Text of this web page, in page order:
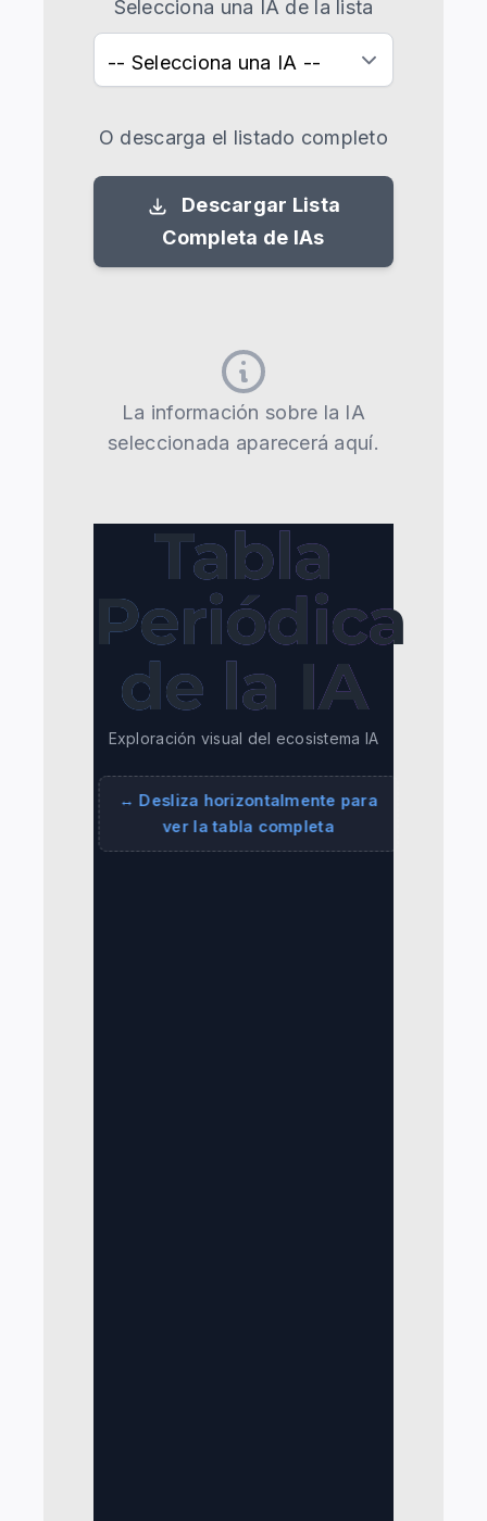
Selecciona una IA de la lista
O descarga el listado completo
Completa de IAs
La información sobre la IA
seleccionada aparecerá aquí.
Tabla
Periódica
de la IA
Exploración visual del ecosistema IA
↔ Desliza horizontalmente para
ver la tabla completa